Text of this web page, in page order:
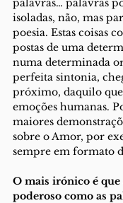
palavras… palavras
isoladas, não, mas
poesia. Estas coisas
postas de uma
numa determinada
perfeita sintonia,
próximo, daquilo que
emoções humanas.
maiores
sobre o Amor, por
sempre em formato
O mais irónico é que
poderoso como as